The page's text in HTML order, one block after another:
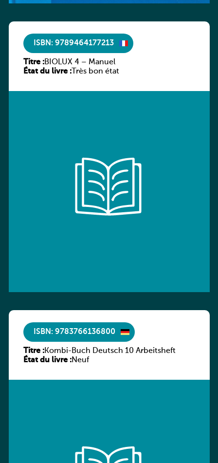
ISBN: 9789464177213
Titre :BIOLUX 4 – Manuel
État du livre :Très bon état
ISBN: 9783766136800
Titre :Kombi-Buch Deutsch 10 Arbeitsheft
État du livre :Neuf